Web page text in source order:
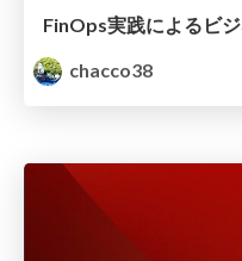
chacco38